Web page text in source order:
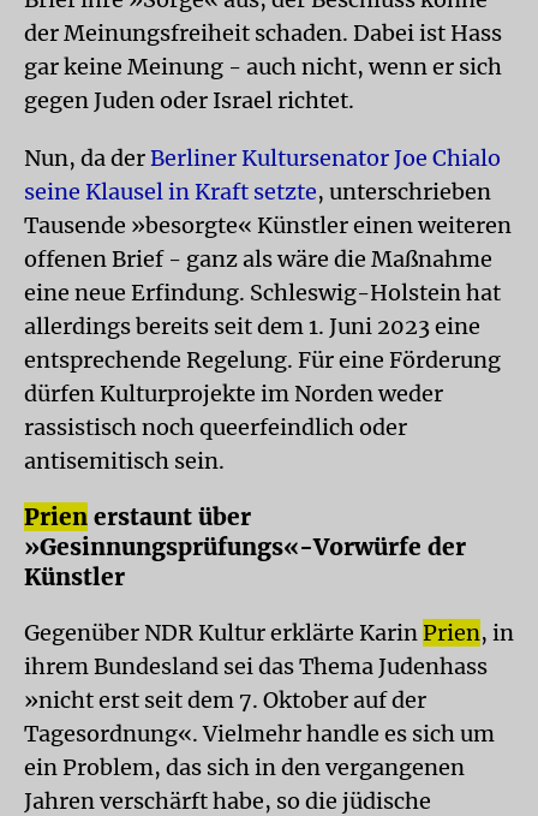
der Meinungsfreiheit schaden. Dabei ist Hass
gar keine Meinung - auch nicht, wenn er sich
gegen Juden oder Israel richtet.
Nun, da derBerliner Kultursenator Joe Chialo
seine Klausel in Kraft setzte, unterschrieben
Tausende »besorgte« Künstler einen weiteren
offenen Brief - ganz als wäre die Maßnahme
eine neue Erfindung. Schleswig-Holstein hat
allerdings bereits seit dem 1. Juni 2023 eine
entsprechende Regelung. Für eine Förderung
dürfen Kulturprojekte im Norden weder
rassistisch noch queerfeindlich oder
antisemitisch sein.
Prien erstaunt über
»Gesinnungsprüfungs«-Vorwürfe der
Künstler
Gegenüber NDR Kultur erklärte KarinPrien, in
ihrem Bundesland sei das Thema Judenhass
»nicht erst seit dem 7. Oktober auf der
Tagesordnung«. Vielmehr handle es sich um
ein Problem, das sich in den vergangenen
Jahren verschärft habe, so die jüdische